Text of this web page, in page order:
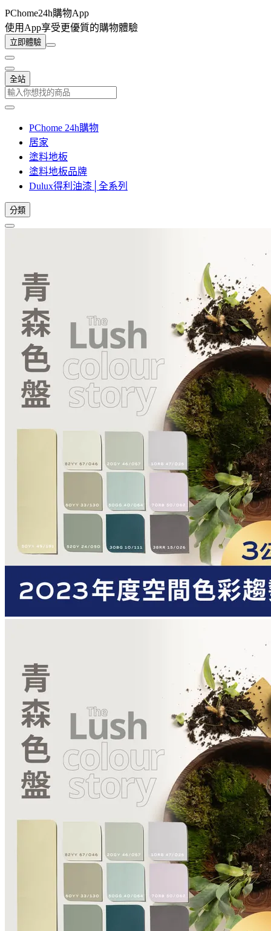
PChome24h購物App
使用App享受更優質的購物體驗
立即體驗
全站
PChome 24h購物
居家
塗料地板
塗料地板品牌
Dulux得利油漆│全系列
分類